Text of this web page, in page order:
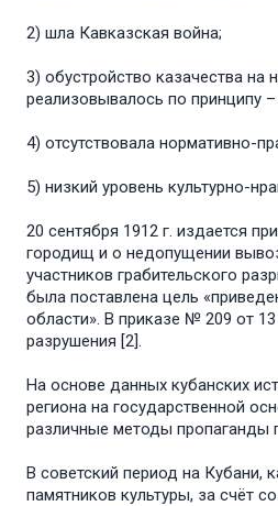
2) шла Кавказская война;
3) обустройство казачества на
реализовывалось по принципу
4) отсутствовала нормативно-
5) низкий уровень культурно-
20 сентября 1912 г. издается
городищ и о недопущении
участников грабительского
была поставлена цель
области». В приказе № 209 от
разрушения [2].
На основе данных кубанских
региона на государственной
различные методы пропаганды
В советский период на Кубани,
памятников культуры, за счёт